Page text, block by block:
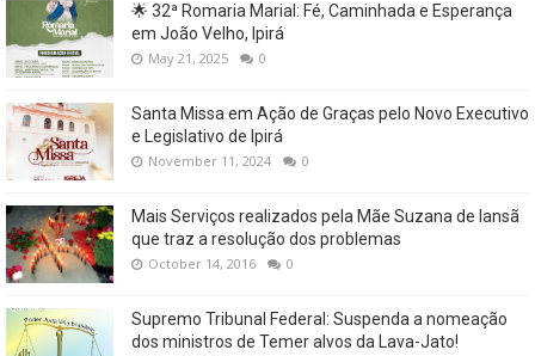
🌟 32ª Romaria Marial: Fé, Caminhada e Esperança
em João Velho, Ipirá
May 21, 2025 0
Santa Missa em Ação de Graças pelo Novo Executivo
e Legislativo de Ipirá
November 11, 2024 0
Mais Serviços realizados pela Mãe Suzana de Iansã
que traz a resolução dos problemas
October 14, 2016 0
Supremo Tribunal Federal: Suspenda a nomeação
dos ministros de Temer alvos da Lava-Jato!